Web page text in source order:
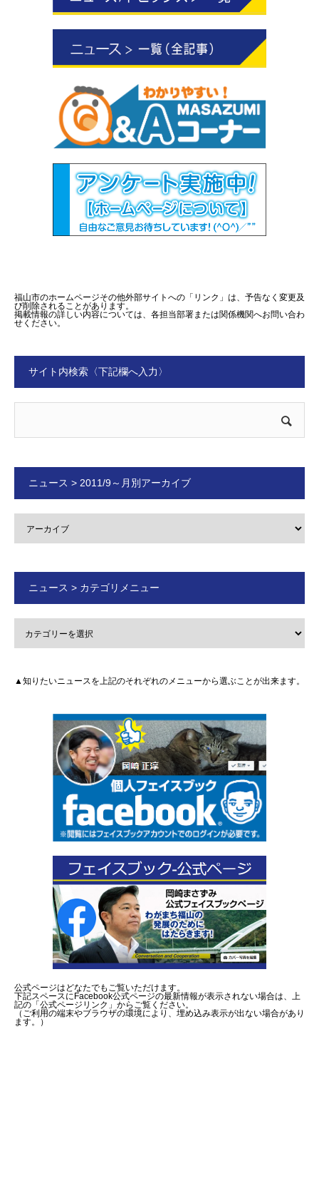
福山市のホームページその他外部サイトへの「リンク」は、予告なく変更及
び削除されることがあります。
掲載情報の詳しい内容については、各担当部署または関係機関へお問い合わ
せください。
サイト内検索〈下記欄へ入力〉
ニュース > 2011/9～月別アーカイブ
ニュース > カテゴリメニュー
▲知りたいニュースを上記のそれぞれのメニューから選ぶことが出来ます。
公式ページはどなたでもご覧いただけます。
下記スペースにFacebook公式ページの最新情報が表示されない場合は、上
記の「公式ページリンク」からご覧ください。
（ご利用の端末やブラウザの環境により、埋め込み表示が出ない場合があり
ます。）